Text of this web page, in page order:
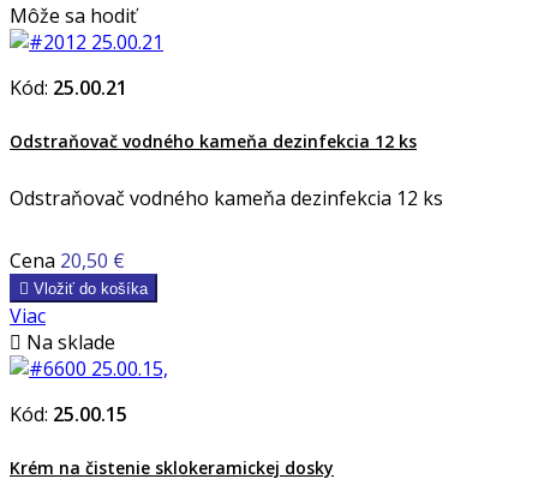
Môže sa hodiť
Kód: 25.00.21
Odstraňovač vodného kameňa dezinfekcia 12 ks
Odstraňovač vodného kameňa dezinfekcia 12 ks
Cena 20,50 €
 Vložiť do košíka
Viac
 Na sklade
Kód: 25.00.15
Krém na čistenie sklokeramickej dosky